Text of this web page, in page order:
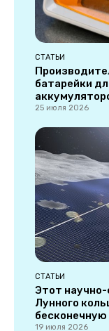
СТАТЬИ
батарейки
25 июля 2026
СТАТЬИ
Этот
Лунного
19 июля 2026